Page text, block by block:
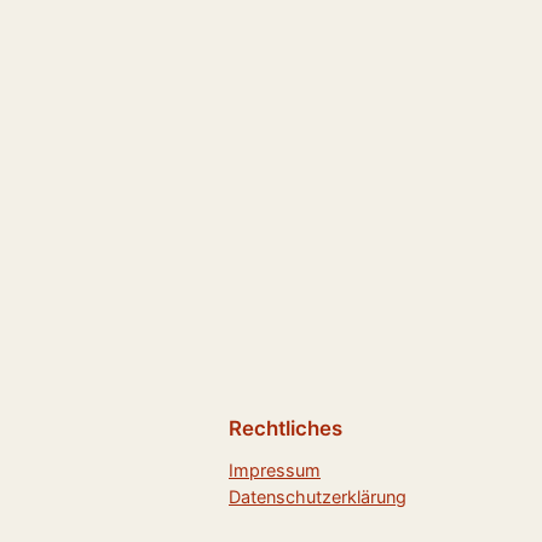
Rechtliches
Impressum
Datenschutzerklärung